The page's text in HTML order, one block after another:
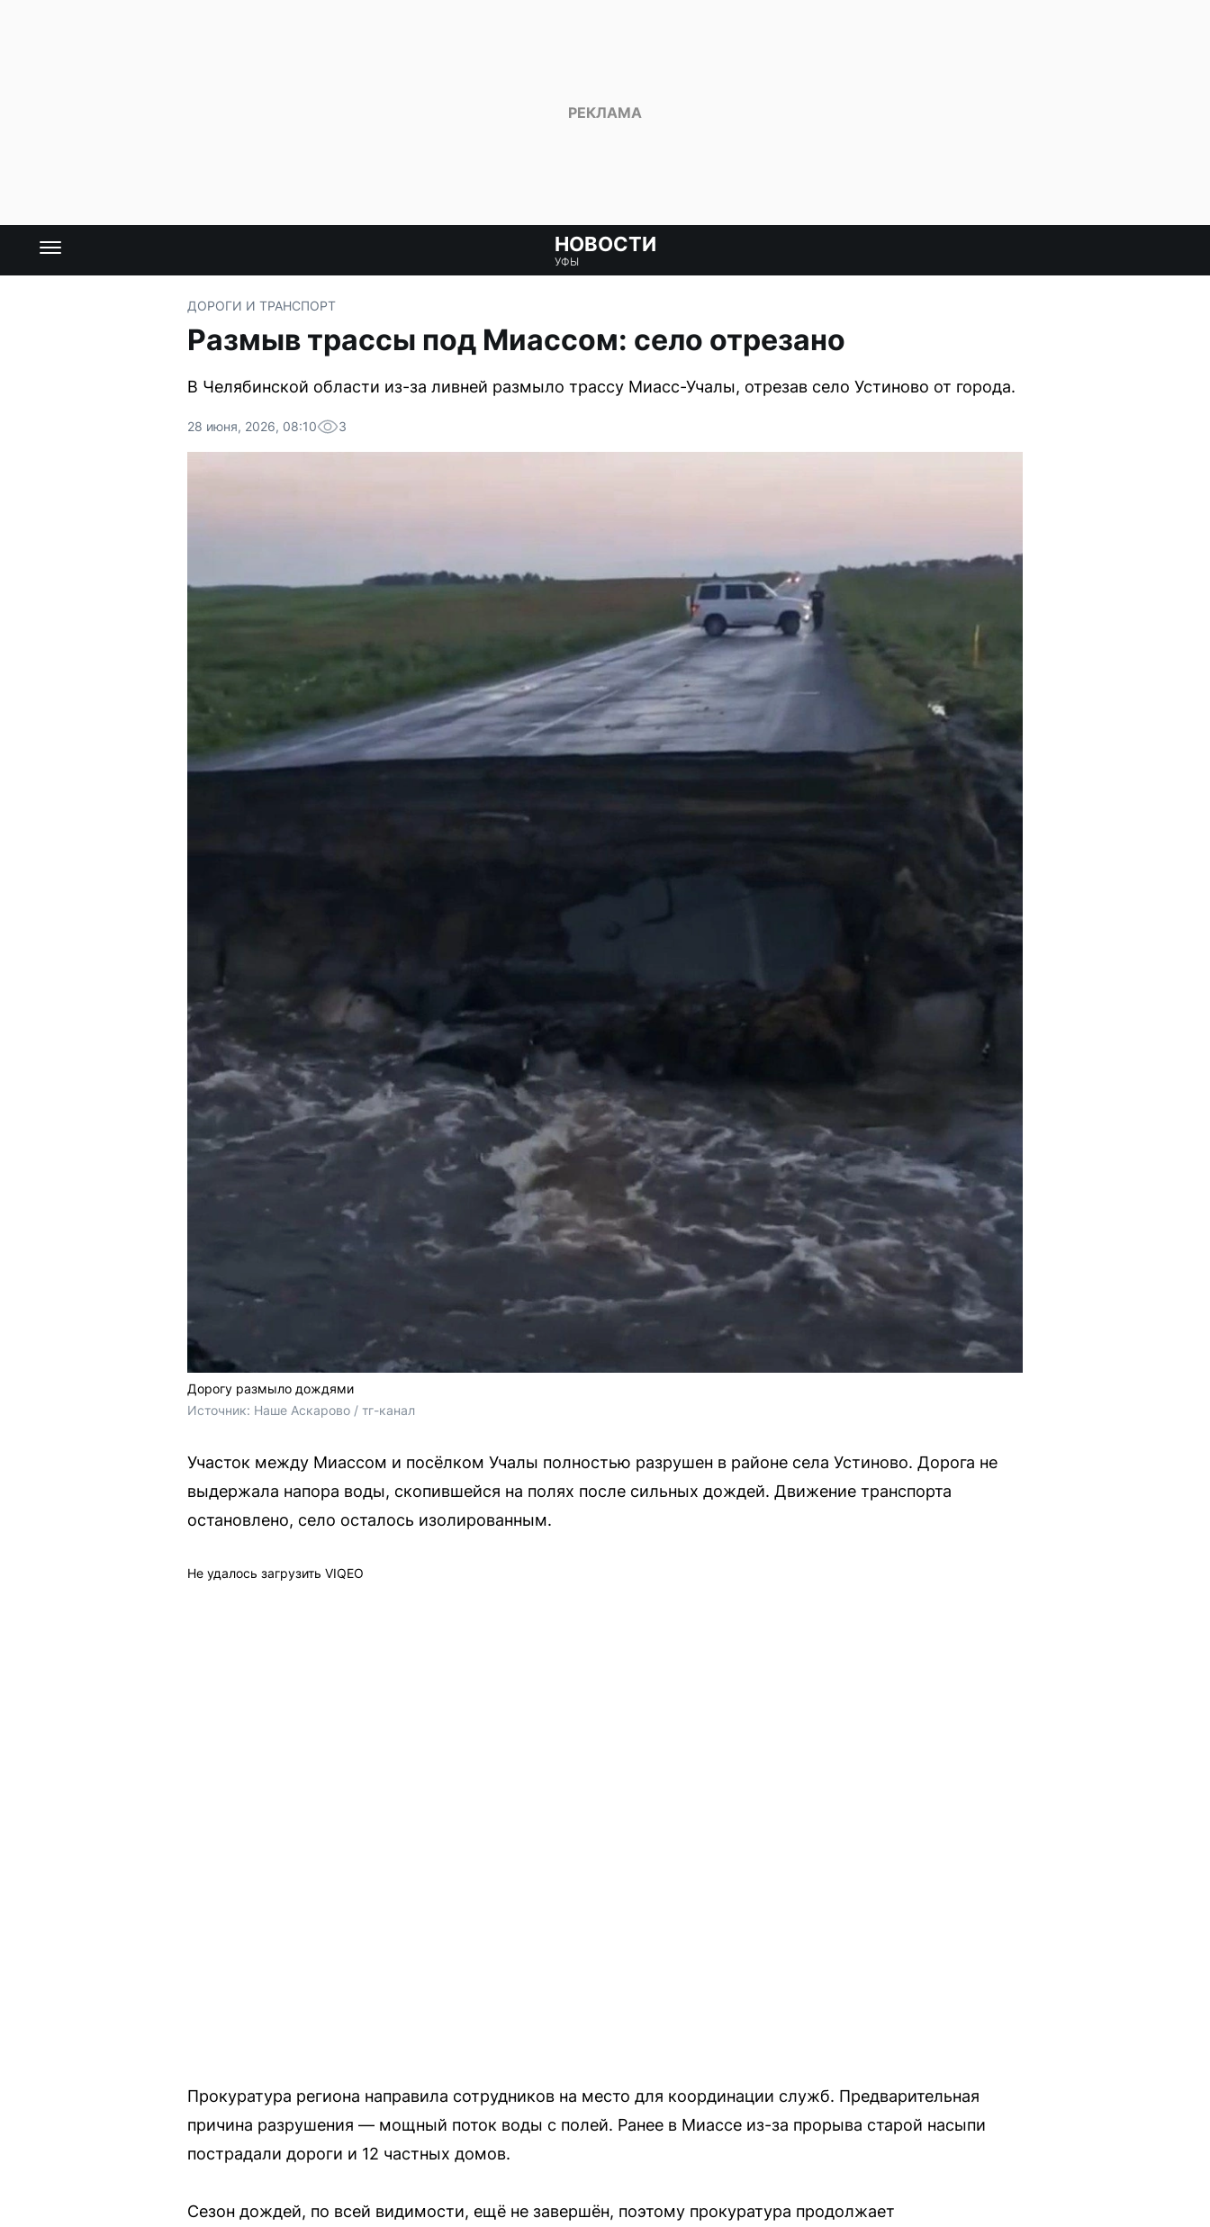
НОВОСТИ
УФЫ
ДОРОГИ И ТРАНСПОРТ
Размыв трассы под Миассом: село отрезано
В Челябинской области из-за ливней размыло трассу Миасс-Учалы, отрезав село Устиново от города.
28 июня, 2026, 08:10 3
Дорогу размыло дождями
Источник: Наше Аскарово / тг-канал
Участок между Миассом и посёлком Учалы полностью разрушен в районе села Устиново. Дорога не
выдержала напора воды, скопившейся на полях после сильных дождей. Движение транспорта
остановлено, село осталось изолированным.
Не удалось загрузить VIQEO
Прокуратура региона направила сотрудников на место для координации служб. Предварительная
причина разрушения — мощный поток воды с полей. Ранее в Миассе из-за прорыва старой насыпи
пострадали дороги и 12 частных домов.
Сезон дождей, по всей видимости, ещё не завершён, поэтому прокуратура продолжает